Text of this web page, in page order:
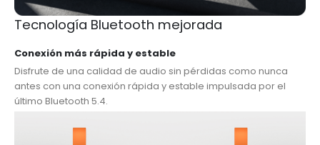
Tecnología Bluetooth mejorada
Conexión más rápida y estable
Disfrute de una calidad de audio sin pérdidas como nunca
antes con una conexión rápida y estable impulsada por el
último Bluetooth 5.4.